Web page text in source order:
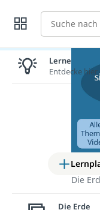
Suche
Die
Lernen lohnt
Entdecke hier
Die Erde